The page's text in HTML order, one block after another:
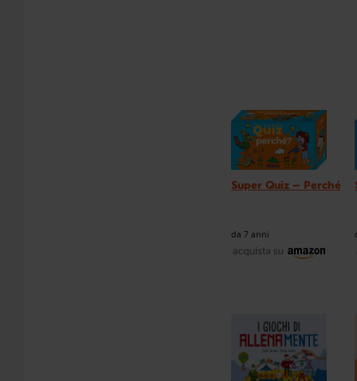
Super Quiz – Perché
da 7 anni